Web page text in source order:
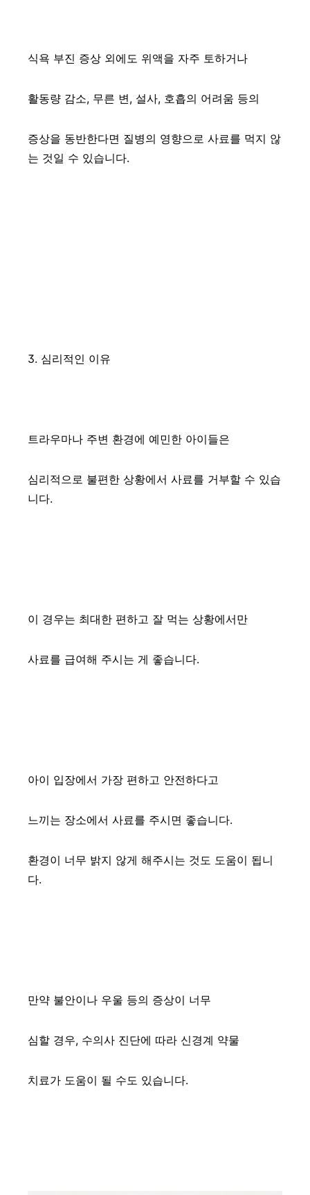
식욕 부진 증상 외에도 위액을 자주 토하거나
활동량 감소, 무른 변, 설사, 호흡의 어려움 등의
증상을 동반한다면 질병의 영향으로 사료를 먹지 않
는 것일 수 있습니다.
3. 심리적인 이유
트라우마나 주변 환경에 예민한 아이들은
심리적으로 불편한 상황에서 사료를 거부할 수 있습
니다.
이 경우는 최대한 편하고 잘 먹는 상황에서만
사료를 급여해 주시는 게 좋습니다.
아이 입장에서 가장 편하고 안전하다고
느끼는 장소에서 사료를 주시면 좋습니다.
환경이 너무 밝지 않게 해주시는 것도 도움이 됩니
다.
만약 불안이나 우울 등의 증상이 너무
심할 경우, 수의사 진단에 따라 신경계 약물
치료가 도움이 될 수도 있습니다.